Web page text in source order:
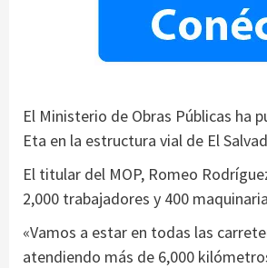
El Ministerio de Obras Públicas ha
Eta en la estructura vial de El
El titular del MOP, Romeo
2,000 trabajadores y 400
«Vamos a estar en todas las
atendiendo más de 6,000